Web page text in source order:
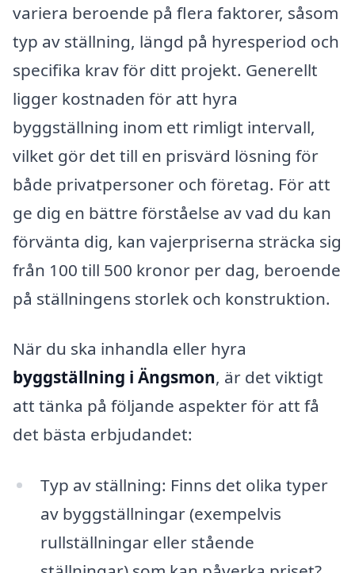
variera beroende på flera faktorer, såsom
typ av ställning, längd på hyresperiod och
specifika krav för ditt projekt. Generellt
ligger kostnaden för att hyra
byggställning inom ett rimligt intervall,
vilket gör det till en prisvärd lösning för
både privatpersoner och företag. För att
ge dig en bättre förståelse av vad du kan
förvänta dig, kan vajerpriserna sträcka sig
från 100 till 500 kronor per dag, beroende
på ställningens storlek och konstruktion.
När du ska inhandla eller hyra
byggställning i Ängsmon, är det viktigt
att tänka på följande aspekter för att få
det bästa erbjudandet:
Typ av ställning: Finns det olika typer
av byggställningar (exempelvis
rullställningar eller stående